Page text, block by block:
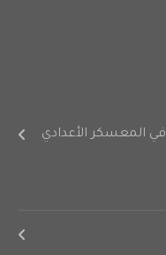
في المعسكر الأعدادي